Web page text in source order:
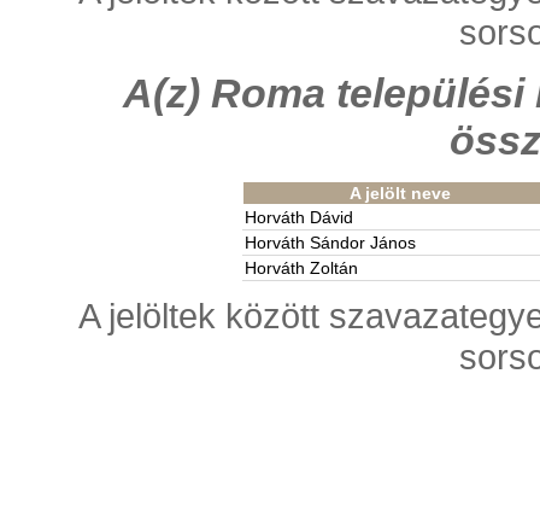
A(z) Roma
A jelölt neve
Horváth Dávid
Horváth Sándor János
Horváth Zoltán
A jelöltek között